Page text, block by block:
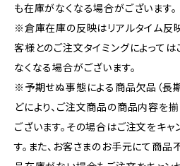
も在庫がなくなる場合がございます。
※倉庫在庫の反映はリアルタイム反
客様とのご注文タイミングによって
なくなる場合がございます。
※予期せぬ事態による商品欠品（長
どにより、ご注文商品の商品内容を
ございます。その場合はご注文をキャ
す。また、お客さまのお手元にて商